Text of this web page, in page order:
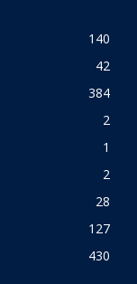
140
42
384
2
1
2
28
127
430